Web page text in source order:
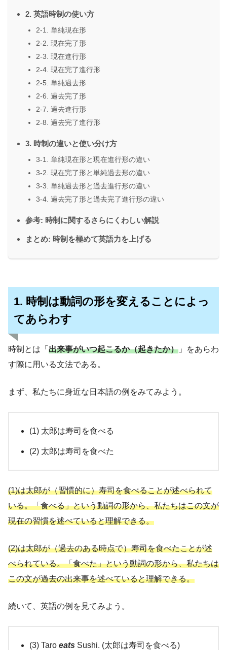
2. 英語時制の使い方
2-1. 単純現在形
2-2. 現在完了形
2-3. 現在進行形
2-4. 現在完了進行形
2-5. 単純過去形
2-6. 過去完了形
2-7. 過去進行形
2-8. 過去完了進行形
3. 時制の違いと使い分け方
3-1. 単純現在形と現在進行形の違い
3-2. 現在完了形と単純過去形の違い
3-3. 単純過去形と過去進行形の違い
3-4. 過去完了形と過去完了進行形の違い
参考: 時制に関するさらにくわしい解説
まとめ: 時制を極めて英語力を上げる
1. 時制は動詞の形を変えることによっ
てあらわす
時制とは「 出来事がいつ起こるか（起きたか） 」をあらわ
す際に用いる文法である。
まず、私たちに身近な日本語の例をみてみよう。
(1) 太郎は寿司を食べる
(2) 太郎は寿司を食べた
(1)は太郎が（習慣的に）寿司を食べることが述べられて
いる。「食べる」という動詞の形から、私たちはこの文が
現在の習慣を述べていると理解できる。
(2)は太郎が（過去のある時点で）寿司を食べたことが述
べられている。「食べた」という動詞の形から、私たちは
この文が過去の出来事を述べていると理解できる。
続いて、英語の例を見てみよう。
(3) Taro eats Sushi. (太郎は寿司を食べる)